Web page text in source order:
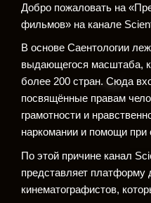
Добро пожаловать на
фильмов» на канале
В основе Саентологии
выдающегося масштаба,
более 200 стран. Сюда
посвящённые правам
грамотности и
наркомании и помощи при
По этой причине канал
представляет платформу
кинематографистов,